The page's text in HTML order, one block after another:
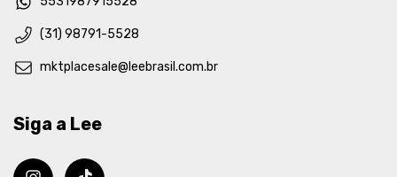
(31) 98791-5528
mktplacesale@leebrasil.com.br
Siga a Lee